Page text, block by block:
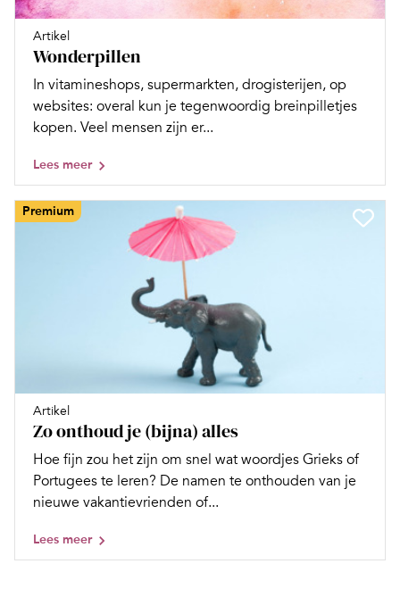
Artikel
Wonderpillen
In vitamineshops, supermarkten, drogisterijen, op
websites: overal kun je tegenwoordig breinpilletjes
kopen. Veel mensen zijn er...
Lees meer
Premium
Artikel
Zo onthoud je (bijna) alles
Hoe fijn zou het zijn om snel wat woordjes Grieks of
Portugees te leren? De namen te onthouden van je
nieuwe vakantievrienden of...
Lees meer